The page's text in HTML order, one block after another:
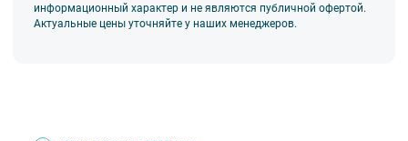
информационный характер и не являются публичной офертой.
Актуальные цены уточняйте у наших менеджеров.